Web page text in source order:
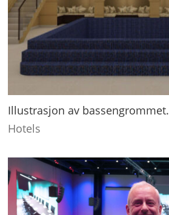
Illustrasjon av bassengrommet.
Hotels